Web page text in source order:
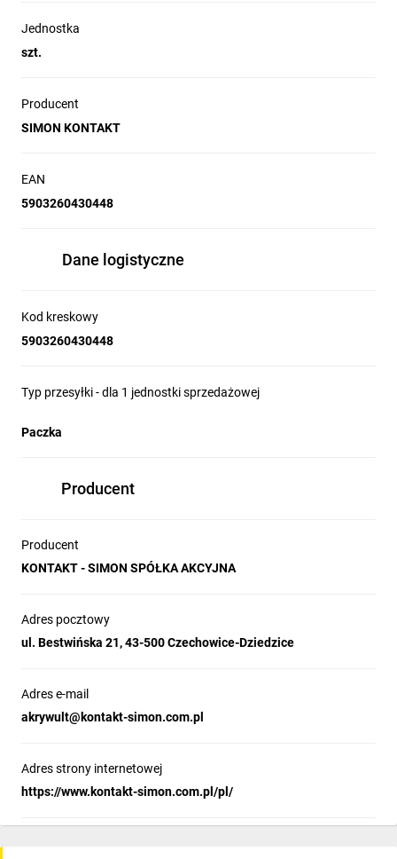
Jednostka
szt.
Producent
SIMON KONTAKT
EAN
5903260430448
Dane logistyczne
Kod kreskowy
5903260430448
Typ przesyłki - dla 1 jednostki sprzedażowej
Paczka
Producent
Producent
KONTAKT - SIMON SPÓŁKA AKCYJNA
Adres pocztowy
ul. Bestwińska 21, 43-500 Czechowice-Dziedzice
Adres e-mail
akrywult@kontakt-simon.com.pl
Adres strony internetowej
https://www.kontakt-simon.com.pl/pl/